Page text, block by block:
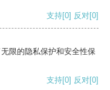
支持[0] 反对[0]
限的隐私保护和安全性保
支持[0] 反对[0]